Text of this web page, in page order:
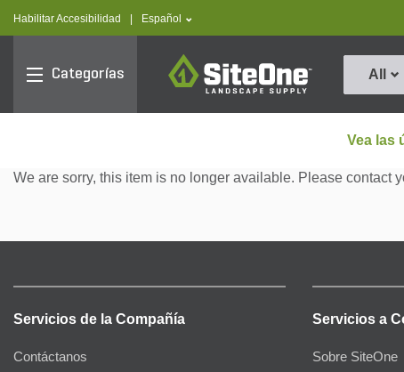
Habilitar Accesibilidad text.language
Español
Categorías
SiteOne
All
Vea las
We are sorry, this item is no longer available. Please contact
Servicios de la Compañía
Contáctanos
Servicios a
Sobre SiteOne